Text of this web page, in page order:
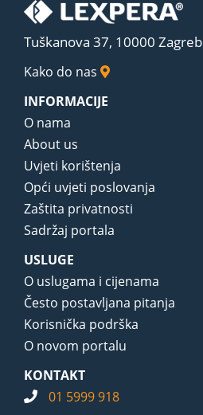
Tuškanova 37, 10000 Zagreb
Kako do nas
INFORMACIJE
O nama
About us
Uvjeti korištenja
Opći uvjeti poslovanja
Zaštita privatnosti
Sadržaj portala
USLUGE
O uslugama i cijenama
Često postavljana pitanja
Korisnička podrška
O novom portalu
KONTAKT
01 5999 918